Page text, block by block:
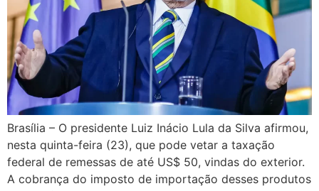
Brasília – O presidente Luiz Inácio Lula da Silva afirmou,
nesta quinta-feira (23), que pode vetar a taxação
federal de remessas de até US$ 50, vindas do exterior.
A cobrança do imposto de importação desses produtos